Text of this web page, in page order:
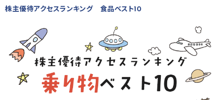
株主優待アクセスランキング 食品ベスト10